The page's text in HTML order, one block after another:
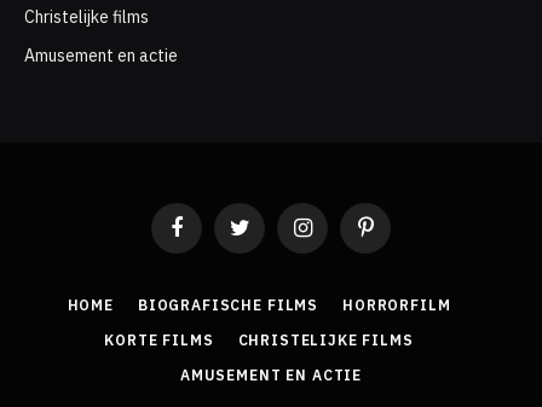
Christelijke films
Amusement en actie
FacebookTwitter InstagramPinterest
HOME BIOGRAFISCHE FILMS
HORRORFILM
KORTE FILMS
CHRISTELIJKE FILMS
AMUSEMENT EN ACTIE